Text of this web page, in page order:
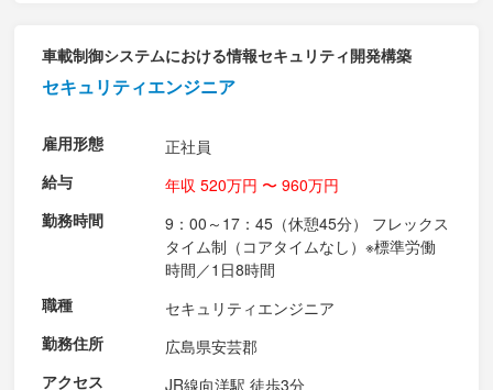
車載制御システムにおける情報セキュリティ開発構築
セキュリティエンジニア
雇用形態
正社員
給与
年収 520万円 〜 960万円
勤務時間
9：00～17：45（休憩45分） フレックス
タイム制（コアタイムなし）※標準労働
時間／1日8時間
職種
セキュリティエンジニア
勤務住所
広島県安芸郡
アクセス
JR線向洋駅 徒歩3分